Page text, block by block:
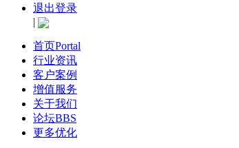
退出登录
|
首页Portal
行业资讯
客户案例
增值服务
关于我们
论坛BBS
更多优化